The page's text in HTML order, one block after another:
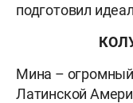
подготовил
Мина – огромный
Латинской